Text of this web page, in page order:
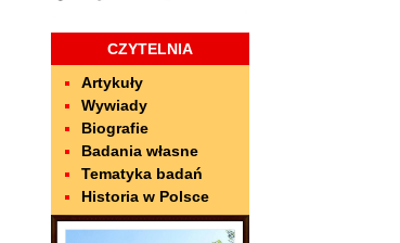
CZYTELNIA
Artykuły
Wywiady
Biografie
Badania własne
Tematyka badań
Historia w Polsce